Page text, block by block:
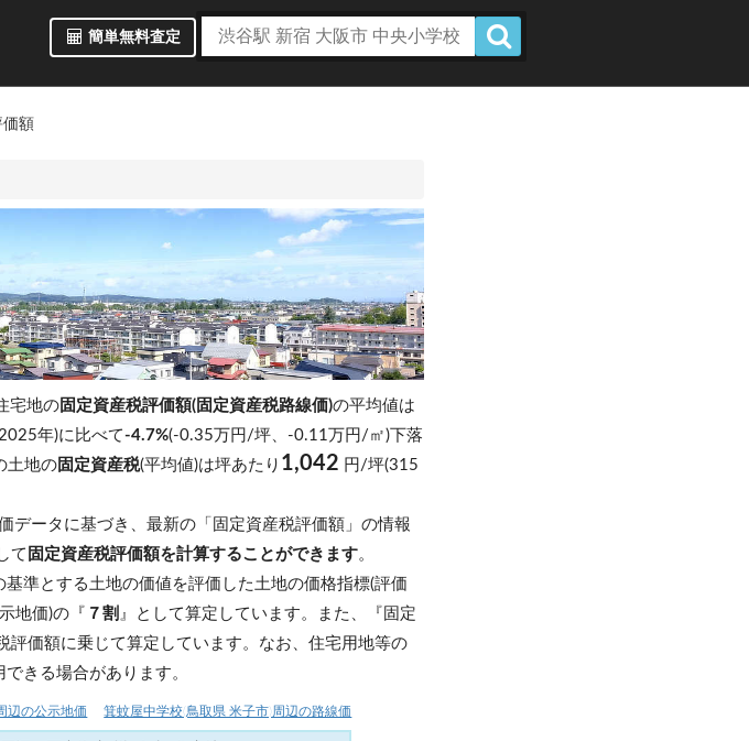
簡単無料査定
価額
宅地の固定資産税評価額(固定資産税路線価)の平均値は
年)に比べて-4.7%(-0.35万円/坪、-0.11万円/㎡)下落
土地の 固定資産税(平均値)は坪あたり 1,042 円/坪(315
データに基づき、最新の「固定資産税評価額」の情報
て 固定資産税評価額を計算することができます。
準とする土地の価値を評価した土地の価格指標(評価
地価)の『 ７割 』として算定しています。また、『固定
評価額に乗じて算定しています。なお、住宅用地等の
きる場合があります。
辺の公示地価 箕蚊屋中学校(鳥取県 米子市)周辺の路線価